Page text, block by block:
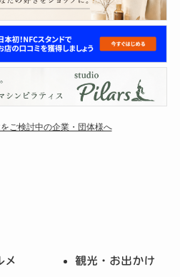
ご検討中の企業・団体様へ
メ 観光・お出かけ